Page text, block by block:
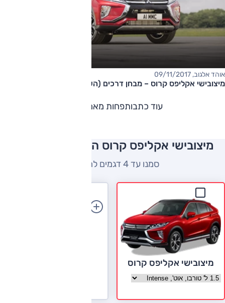
אוהד אלגוב, 09/11/2017
מיצובישי אקליפס קרוס – מבחן דרכים (השקה)
עוד כתבותפחות מאמרים
מיצובישי אקליפס קרוס השוואה למתחרים
סמנו עד 4 דגמים להשוואה
מיצובישי אקליפס קרוס
בחר גרסה מיצובישי אקליפס קרוס